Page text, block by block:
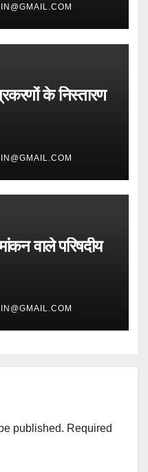
के निस्तारण
वाले परिषदीय
published. Required